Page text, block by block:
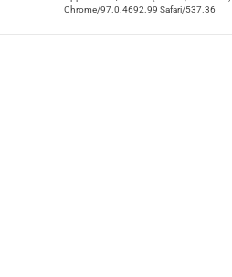
Chrome/97.0.4692.99 Safari/537.36